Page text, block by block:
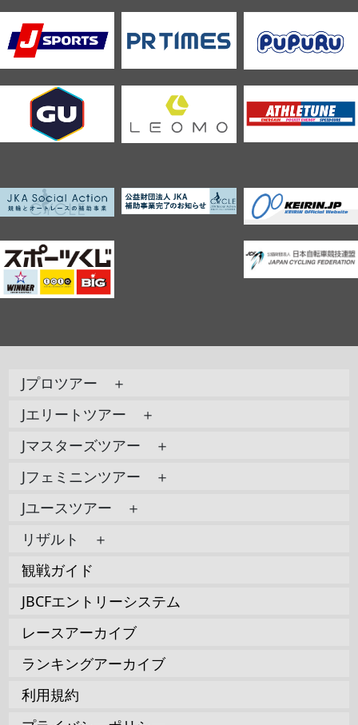
Jプロツアー ＋
Jエリートツアー ＋
Jマスターズツアー ＋
Jフェミニンツアー ＋
Jユースツアー ＋
リザルト ＋
観戦ガイド
JBCFエントリーシステム
レースアーカイブ
ランキングアーカイブ
利用規約